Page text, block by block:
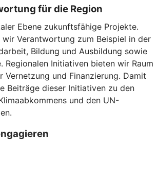
für die Region
Ebene zukunftsfähige Projekte.
wir Verantwortung zum Beispiel in der
Bildung und Ausbildung sowie
Regionalen Initiativen bieten wir Raum
Vernetzung und Finanzierung. Damit
Beiträge dieser Initiativen zu den
und den UN-